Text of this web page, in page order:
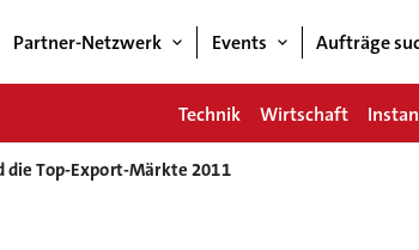
Partner-Netzwerk Events Aufträge
Technik Wirtschaft
die Top-Export-Märkte 2011